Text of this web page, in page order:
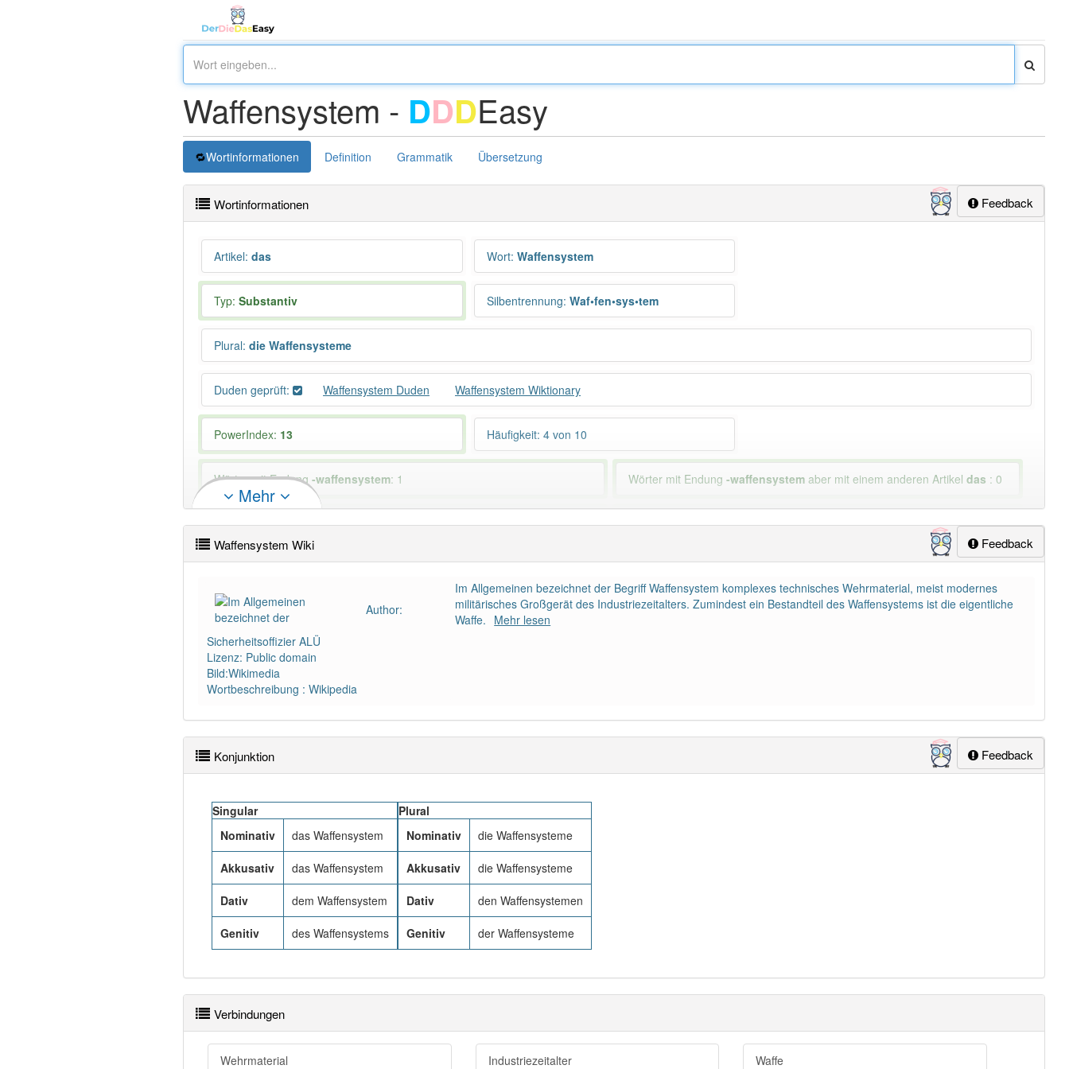
Waffensystem - DDDEasy
Wortinformationen Definition Grammatik Übersetzung
Feedback
Wortinformationen
Artikel: das Wort: Waffensystem
Typ: Substantiv Silbentrennung: Waf•fen•sys•tem
Plural: die Waffensysteme
Duden geprüft: Waffensystem Duden Waffensystem Wiktionary
PowerIndex: 13 Häufigkeit: 4 von 10
Wörter mit Endung -waffensystem: 1 Wörter mit Endung-waffensystem aber mit einem anderen Artikeldas : 0
Das Wort wird häufig verwendet im Bereich Militär 99% unserer Spielapp-Nutzer haben den Artikel korrekt erraten.
Mehr
Feedback
Waffensystem Wiki
Author:
Sicherheitsoffizier ALÜ
Lizenz: Public domain
Bild:Wikimedia
Wortbeschreibung : Wikipedia
Im Allgemeinen bezeichnet der Begriff Waffensystem komplexes technisches Wehrmaterial, meist modernes
militärisches Großgerät des Industriezeitalters. Zumindest ein Bestandteil des Waffensystems ist die eigentliche
Waffe. Mehr lesen
Feedback
Konjunktion
Singular
Nominativ
das Waffensystem
Akkusativ das Waffensystem
Dativ dem Waffensystem
Genitiv des Waffensystems
Plural
Nominativ
die Waffensysteme
Akkusativ die Waffensysteme
Dativ den Waffensystemen
Genitiv der Waffensysteme
Verbindungen
Wehrmaterial Industriezeitalter Waffe